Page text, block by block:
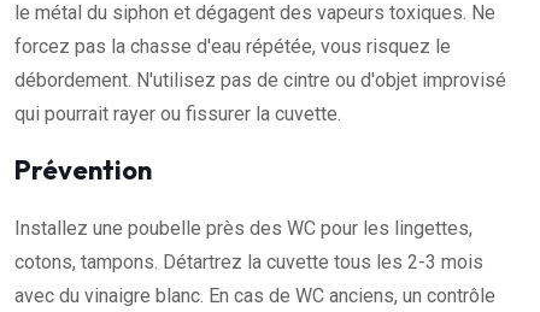
le métal du siphon et dégagent des vapeurs toxiques. Ne
forcez pas la chasse d'eau répétée, vous risquez le
débordement. N'utilisez pas de cintre ou d'objet improvisé
qui pourrait rayer ou fissurer la cuvette.
Prévention
Installez une poubelle près des WC pour les lingettes,
cotons, tampons. Détartrez la cuvette tous les 2-3 mois
avec du vinaigre blanc. En cas de WC anciens, un contrôle